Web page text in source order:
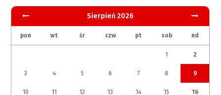
Sierpień 2026
pon wt śr czw pt sob nd
1 2
3 4 5 6 7 8 9
10 11 12 13 14 15 16